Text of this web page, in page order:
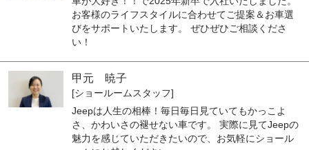
お客様のライフスタイルに合わせてご提案＆お車選
びをサポートいたします。 ぜひぜひご相談くださ
い！
甲元 暁子
[ショールームスタッフ]
Jeepは人生の相棒！毎日毎日見ていてもかっこよ
さ、かわいさの褪せない車です。 実際に見てJeepの
魅力を感じていただきたいので、お気軽にショール